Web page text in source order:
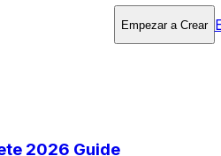
Empezar a Crear
2026 Guide